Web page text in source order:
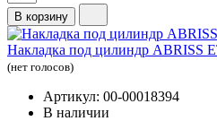
В корзину
Накладка под цилиндр ABRISS
(нет голосов)
Артикул: 00-00018394
В наличии